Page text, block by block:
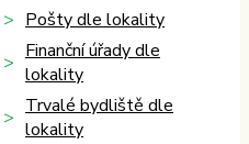
Pošty dle lokality
Finanční úřady dle
lokality
Trvalé bydliště dle
lokality